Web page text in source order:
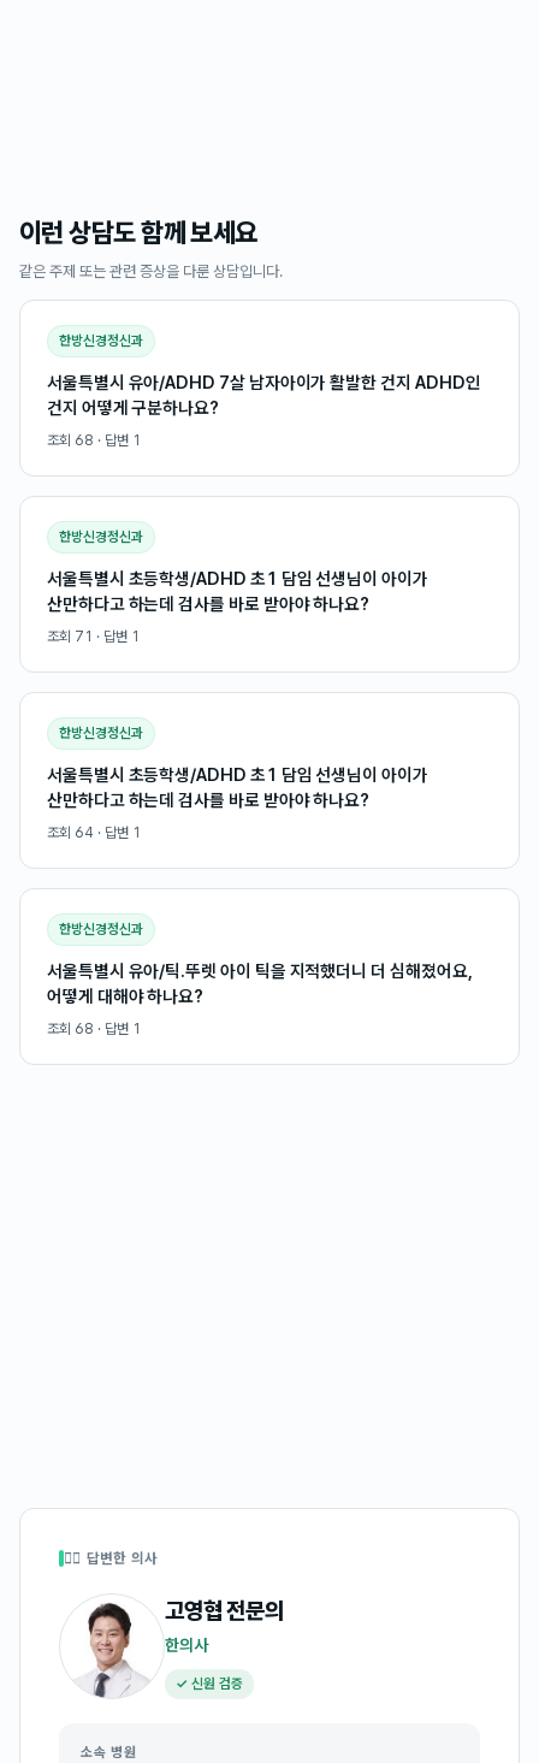
이런 상담도 함께 보세요
같은 주제 또는 관련 증상을 다룬 상담입니다.
한방신경정신과
서울특별시 유아/ADHD 7살 남자아이가 활발한 건지 ADHD인
건지 어떻게 구분하나요?
조회 68 · 답변 1
한방신경정신과
서울특별시 초등학생/ADHD 초1 담임 선생님이 아이가
산만하다고 하는데 검사를 바로 받아야 하나요?
조회 71 · 답변 1
한방신경정신과
서울특별시 초등학생/ADHD 초1 담임 선생님이 아이가
산만하다고 하는데 검사를 바로 받아야 하나요?
조회 64 · 답변 1
한방신경정신과
서울특별시 유아/틱.뚜렛 아이 틱을 지적했더니 더 심해졌어요,
어떻게 대해야 하나요?
조회 68 · 답변 1
👩‍⚕️ 답변한 의사
고영협전문의
한의사
✓ 신원 검증
소속 병원